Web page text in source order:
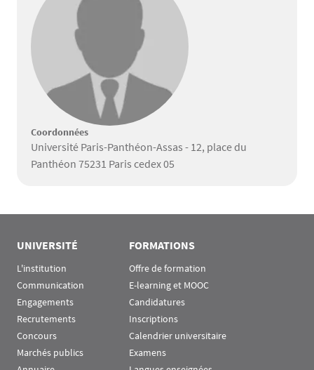
Coordonnées
Université Paris-Panthéon-Assas - 12, place du
Panthéon 75231 Paris cedex 05
UNIVERSITÉ
L'institution
Communication
Engagements
Recrutements
Concours
Marchés publics
FORMATIONS
Offre de formation
E-learning et MOOC
Candidatures
Inscriptions
Calendrier universitaire
Examens